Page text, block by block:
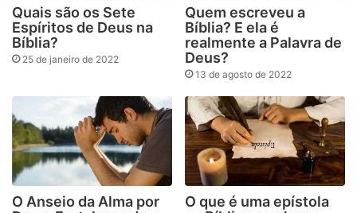
Quais são os Sete
Espíritos de Deus na
Bíblia?
25 de janeiro de 2022
Quem escreveu a
Bíblia? E ela é
realmente a Palavra de
Deus?
13 de agosto de 2022
O Anseio da Alma por
O que é uma epístola